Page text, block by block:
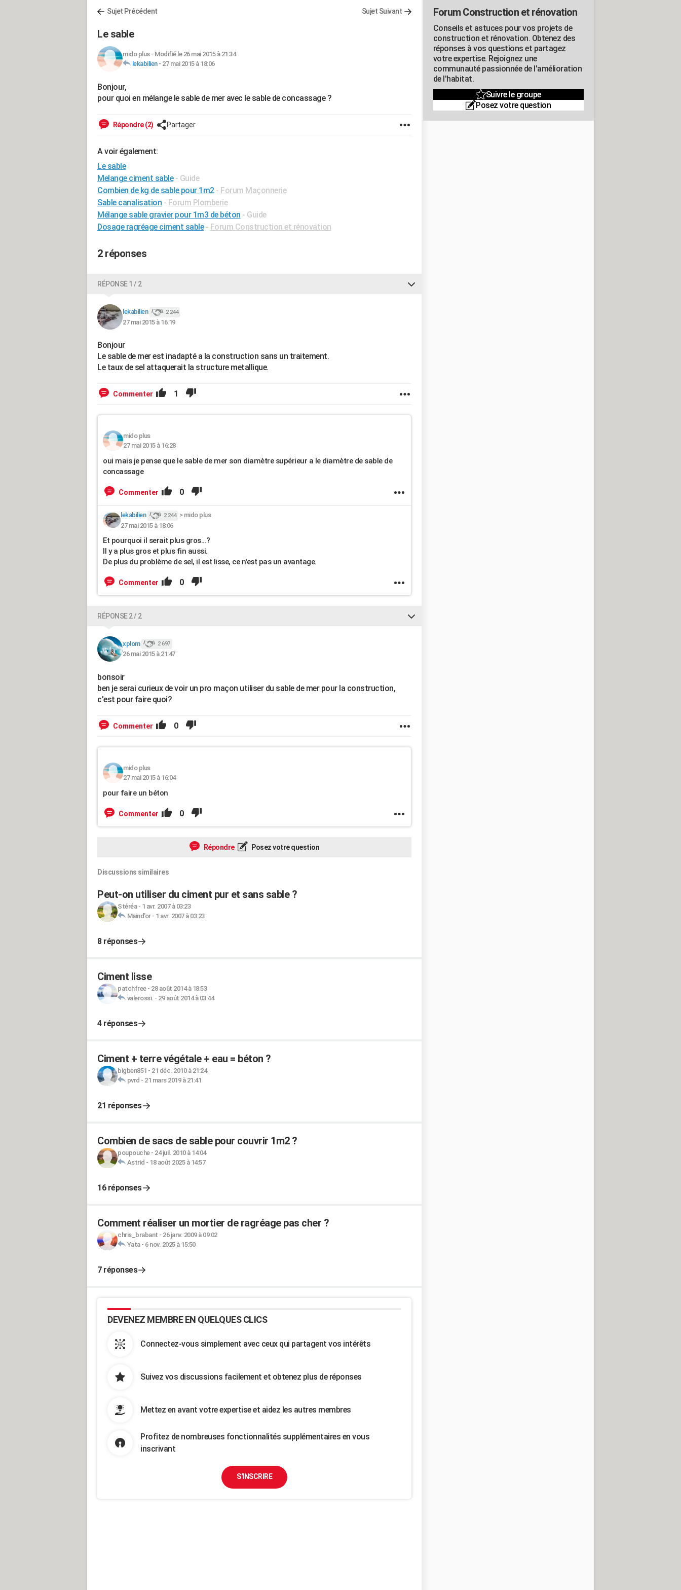
Sujet Précédent Sujet Suivant
Le sable
mido plus- Modifié le 26 mai 2015 à 21:34
lekabilien- 27 mai 2015 à 18:06
Bonjour,
pour quoi en mélange le sable de mer avec le sable de concassage ?
Répondre (2) Partager
A voir également:
Le sable
Melange ciment sable - Guide
Combien de kg de sable pour 1m2 - Forum Maçonnerie
Sable canalisation - Forum Plomberie
Mélange sable gravier pour 1m3 de béton - Guide
Dosage ragréage ciment sable - Forum Construction et rénovation
2 réponses
RÉPONSE 1 / 2
lekabilien 2 244
27 mai 2015 à 16:19
Bonjour
Le sable de mer est inadapté a la construction sans un traitement.
Le taux de sel attaquerait la structure metallique.
Commenter 1
mido plus
27 mai 2015 à 16:28
oui mais je pense que le sable de mer son diamètre supérieur a le diamètre de sable de
concassage
Commenter 0
lekabilien 2 244 > mido plus
27 mai 2015 à 18:06
Et pourquoi il serait plus gros...?
Il y a plus gros et plus fin aussi.
De plus du problème de sel, il est lisse, ce n'est pas un avantage.
Commenter 0
RÉPONSE 2 / 2
xplom 2 697
26 mai 2015 à 21:47
bonsoir
ben je serai curieux de voir un pro maçon utiliser du sable de mer pour la construction,
c'est pour faire quoi?
Commenter 0
mido plus
27 mai 2015 à 16:04
pour faire un béton
Commenter 0
Répondre Posez votre question
Discussions similaires
Peut-on utiliser du ciment pur et sans sable ?
Stéréa- 1 avr. 2007 à 03:23
Maind'or- 1 avr. 2007 à 03:23
8 réponses
Ciment lisse
patchfree- 28 août 2014 à 18:53
valerossi. - 29 août 2014 à 03:44
4 réponses
Ciment + terre végétale + eau = béton ?
bigben851 - 21 déc. 2010 à 21:24
pvrd - 21 mars 2019 à 21:41
21 réponses
Combien de sacs de sable pour couvrir 1m2 ?
poupouche- 24 juil. 2010 à 14:04
Astrid - 18 août 2025 à 14:57
16 réponses
Comment réaliser un mortier de ragréage pas cher ?
chris_brabant - 26 janv. 2009 à 09:02
Yata- 6 nov. 2025 à 15:50
7 réponses
DEVENEZ MEMBRE EN QUELQUES CLICS
Connectez-vous simplement avec ceux qui partagent vos intérêts
Suivez vos discussions facilement et obtenez plus de réponses
Mettez en avant votre expertise et aidez les autres membres
Profitez de nombreuses fonctionnalités supplémentaires en vous
inscrivant
S'INSCRIRE
Forum Construction et rénovation
Conseils et astuces pour vos projets de
construction et rénovation. Obtenez des
réponses à vos questions et partagez
votre expertise. Rejoignez une
communauté passionnée de l'amélioration
de l'habitat.
Suivre le groupe
Posez votre question